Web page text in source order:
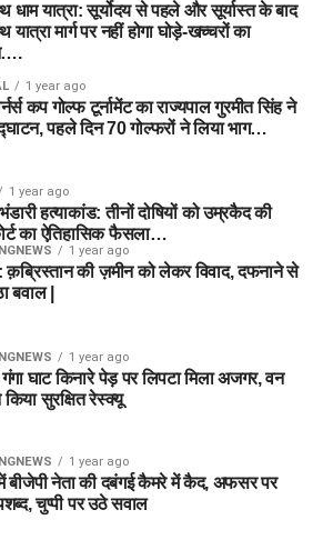
धाम यात्रा: सूर्योदय से पहले और सूर्यास्त के बाद
यात्रा मार्ग पर नहीं होगा घोड़े-खच्चरों का
1 year ago
कप गोल्फ टूर्नामेंट का राज्यपाल गुरमीत सिंह ने
पहले दिन 70 गोल्फरों ने लिया भाग…
1 year ago
हत्याकांड: तीनों दोषियों को उम्रकैद की
का ऐतिहासिक फैसला…
1 year ago
क़ब्रिस्तान की ज़मीन को लेकर विवाद, दफनाने से
बवाल |
1 year ago
गंगा घाट किनारे पेड़ पर लिपटा मिला अजगर, वन
किया सुरक्षित रेस्क्यू
1 year ago
में बीजेपी नेता की दबंगई कैमरे में कैद, अफसर पर
चुप्पी पर उठे सवाल